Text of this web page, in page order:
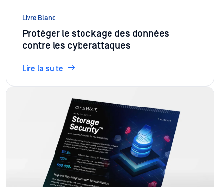
Livre Blanc
Protéger le stockage des données
contre les cyberattaques
Lire la suite